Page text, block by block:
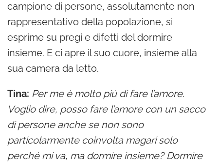
campione di persone, assolutamente non
rappresentativo della popolazione, si
esprime su pregi e difetti del dormire
insieme. E ci apre il suo cuore, insieme alla
sua camera da letto.
Tina: Per me è molto più di fare l’amore.
Voglio dire, posso fare l’amore con un sacco
di persone anche se non sono
particolarmente coinvolta magari solo
perché mi va, ma dormire insieme? Dormire